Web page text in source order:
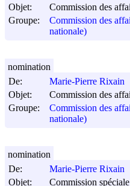
Objet:
Commission des
Groupe:
Commission des
nationale)
De:
Marie-Pierre Rixain
Objet:
Commission des
Groupe:
Commission des
nationale)
nomination
De:
Marie-Pierre Rixain
Objet:
Commission
nomination